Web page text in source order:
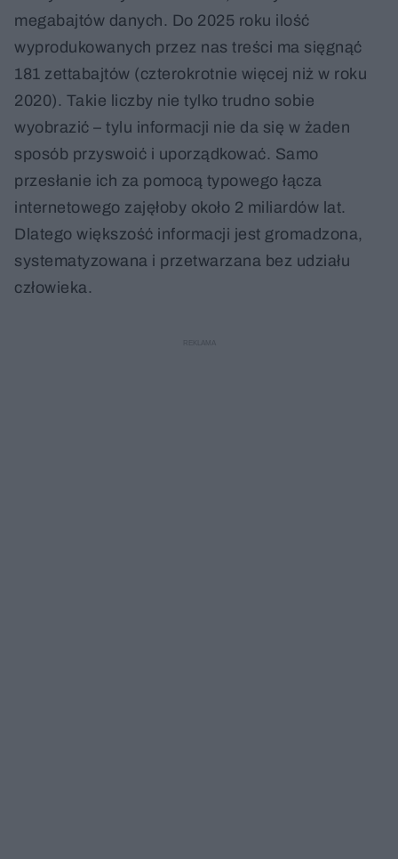
megabajtów danych. Do 2025 roku ilość
wyprodukowanych przez nas treści ma sięgnąć
181 zettabajtów (czterokrotnie więcej niż w roku
2020). Takie liczby nie tylko trudno sobie
wyobrazić – tylu informacji nie da się w żaden
sposób przyswoić i uporządkować. Samo
przesłanie ich za pomocą typowego łącza
internetowego zajęłoby około 2 miliardów lat.
Dlatego większość informacji jest gromadzona,
systematyzowana i przetwarzana bez udziału
człowieka.